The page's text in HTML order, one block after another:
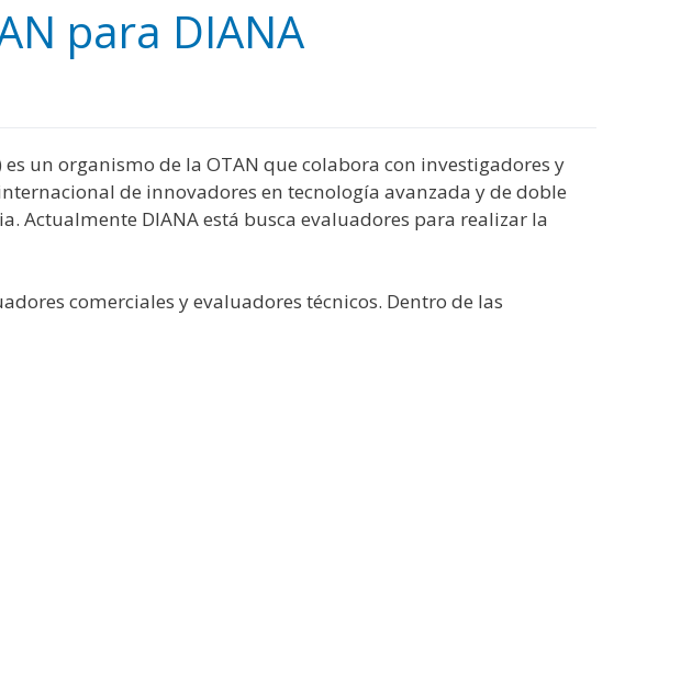
para DIANA
un organismo de la OTAN que colabora con investigadores y
de innovadores en tecnología avanzada y de doble
Actualmente DIANA está busca evaluadores para realizar la
comerciales y evaluadores técnicos. Dentro de las